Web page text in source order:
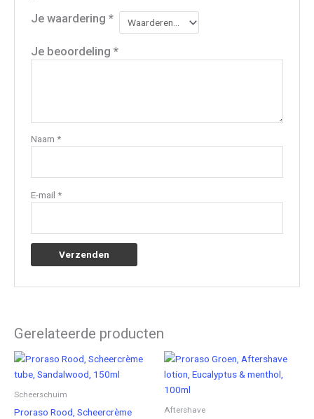
Je waardering *
Je beoordeling *
Naam *
E-mail *
Gerelateerde producten
Scheerschuim
Proraso Rood, Scheercrème
Aftershave